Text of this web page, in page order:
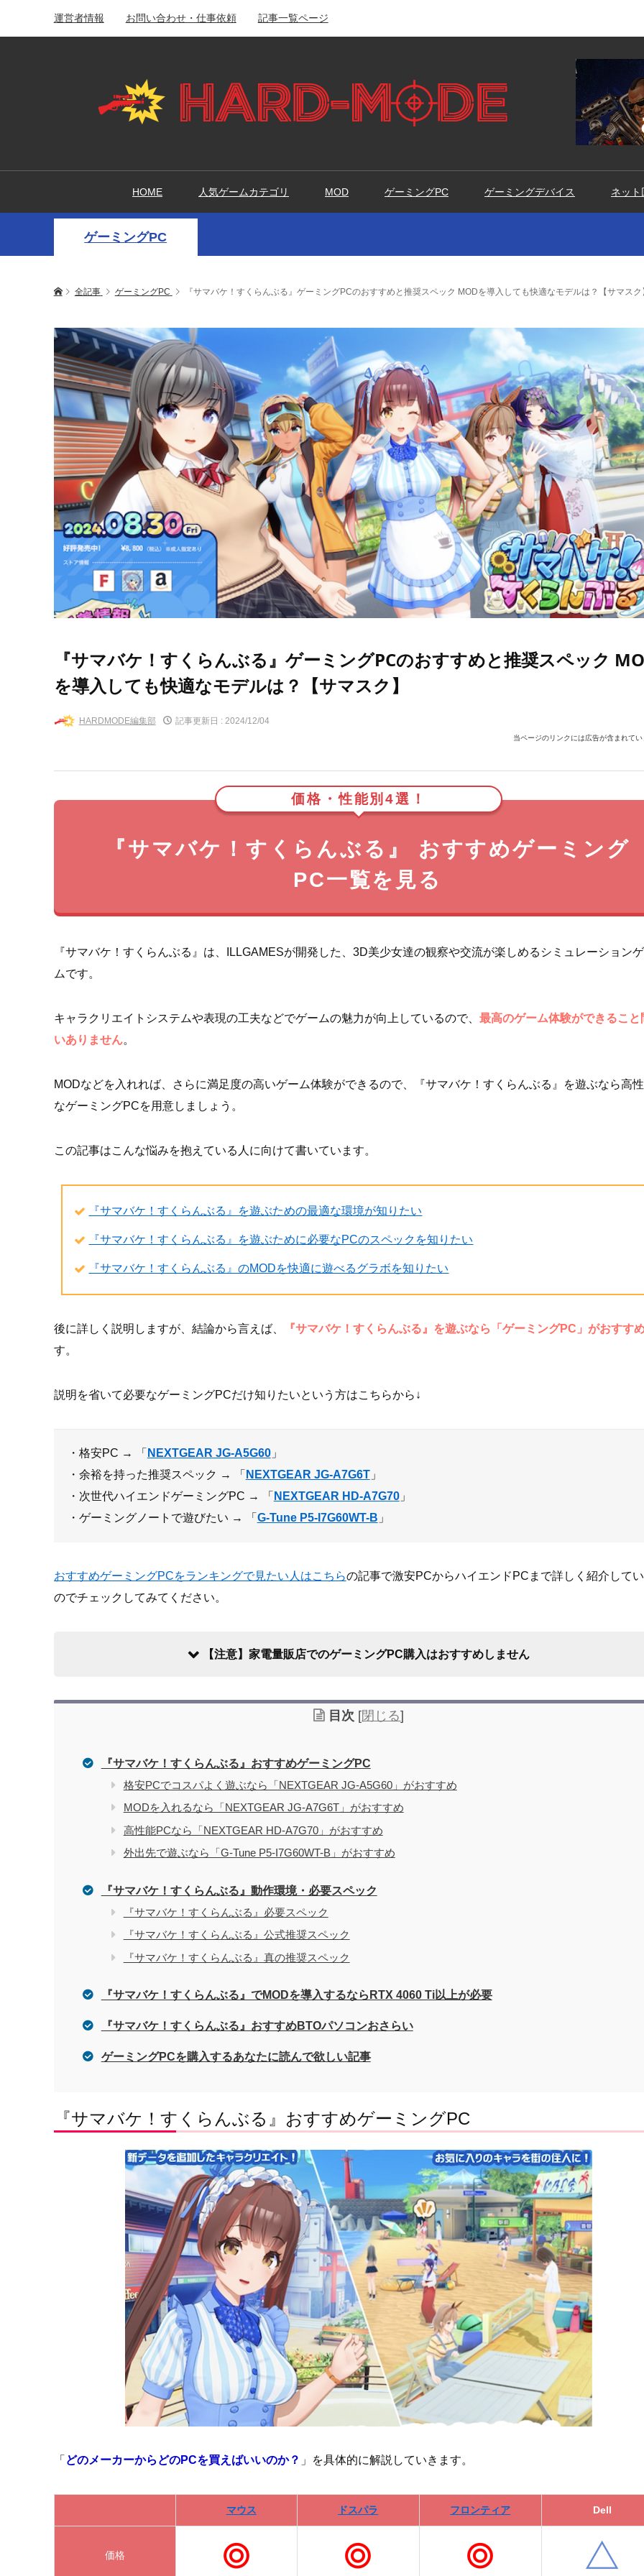
運営者情報 お問い合わせ・仕事依頼 記事一覧ページ
HOME 人気ゲームカテゴリ MOD ゲーミングPC ゲーミングデバイス ネット
ゲーミングPC
全記事 ゲーミングPC 『サマバケ！すくらんぶる』ゲーミングPCのおすすめと推奨スペック MODを導入しても快適なモデルは？【サマスク
『サマバケ！すくらんぶる』ゲーミングPCのおすすめと推奨スペック
を導入しても快適なモデルは？【サマスク】
HARDMODE編集部 記事更新日 : 2024/12/04
当ページのリンクには広告が含まれてい
価格・性能別4選！
『サマバケ！すくらんぶる』 おすすめゲーミング
PC一覧を見る
『サマバケ！すくらんぶる』は、ILLGAMESが開発した、3D美少女達の観察や交流が楽しめるシミュレーション
ムです。
キャラクリエイトシステムや表現の工夫などでゲームの魅力が向上しているので、 最高のゲーム体験ができること
いありません。
MODなどを入れれば、さらに満足度の高いゲーム体験ができるので、『サマバケ！すくらんぶる』を遊ぶなら高
なゲーミングPCを用意しましょう。
この記事はこんな悩みを抱えている人に向けて書いています。
『サマバケ！すくらんぶる』を遊ぶための最適な環境が知りたい
『サマバケ！すくらんぶる』を遊ぶために必要なPCのスペックを知りたい
『サマバケ！すくらんぶる』のMODを快適に遊べるグラボを知りたい
後に詳しく説明しますが、結論から言えば、 『サマバケ！すくらんぶる』を遊ぶなら「ゲーミングPC」がおすす
す。
説明を省いて必要なゲーミングPCだけ知りたいという方はこちらから↓
・格安PC → 「 NEXTGEAR JG-A5G60」
・余裕を持った推奨スペック → 「 NEXTGEAR JG-A7G6T」
・次世代ハイエンドゲーミングPC → 「 NEXTGEAR HD-A7G70」
・ゲーミングノートで遊びたい → 「 G-Tune P5-I7G60WT-B 」
おすすめゲーミングPCをランキングで見たい人はこちらの記事で激安PCからハイエンドPCまで詳しく紹介して
のでチェックしてみてください。
【注意】家電量販店でのゲーミングPC購入はおすすめしません
家電量販店で買う際のデメリット
関連記事 電気屋や家電量販店でのパソコン購入をおすすめしない理由
目次 [閉じる]
『サマバケ！すくらんぶる』おすすめゲーミングPC
格安PCでコスパよく遊ぶなら「NEXTGEAR JG-A5G60」がおすすめ
MODを入れるなら「NEXTGEAR JG-A7G6T」がおすすめ
高性能PCなら「NEXTGEAR HD-A7G70」がおすすめ
外出先で遊ぶなら「G-Tune P5-I7G60WT-B」がおすすめ
『サマバケ！すくらんぶる』動作環境・必要スペック
『サマバケ！すくらんぶる』必要スペック
『サマバケ！すくらんぶる』公式推奨スペック
『サマバケ！すくらんぶる』真の推奨スペック
『サマバケ！すくらんぶる』でMODを導入するならRTX 4060 Ti以上が必要
『サマバケ！すくらんぶる』おすすめBTOパソコンおさらい
ゲーミングPCを購入するあなたに読んで欲しい記事
『サマバケ！すくらんぶる』おすすめゲーミングPC
「 どのメーカーからどのPCを買えばいいのか？ 」を具体的に解説していきます。
マウス ドスパラ フロンティア Dell
価格